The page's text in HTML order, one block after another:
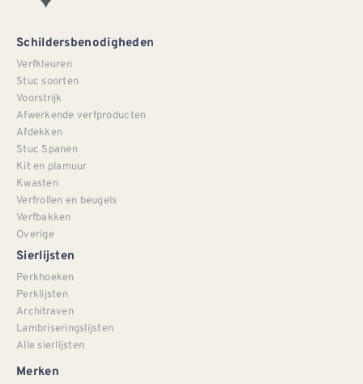
Schildersbenodigheden
Verfkleuren
Stuc soorten
Voorstrijk
Afwerkende verfproducten
Afdekken
Stuc Spanen
Kit en plamuur
Kwasten
Verfrollen en beugels
Verfbakken
Overige
Sierlijsten
Perkhoeken
Perklijsten
Architraven
Lambriseringslijsten
Alle sierlijsten
Merken